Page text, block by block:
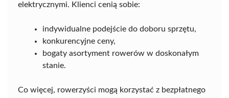
elektrycznymi. Klienci cenią sobie:
indywidualne podejście do doboru sprzętu,
konkurencyjne ceny,
bogaty asortyment rowerów w doskonałym
stanie.
Co więcej, rowerzyści mogą korzystać z bezpłatnego